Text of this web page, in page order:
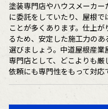
塗装専門店やハウスメーカー
に委託をしていたり、屋根
ことが多くあります。仕上
るため、安定した施工力の
選びましょう。中道屋根産
専門店として、どこよりも
依頼にも専門性をもって対応